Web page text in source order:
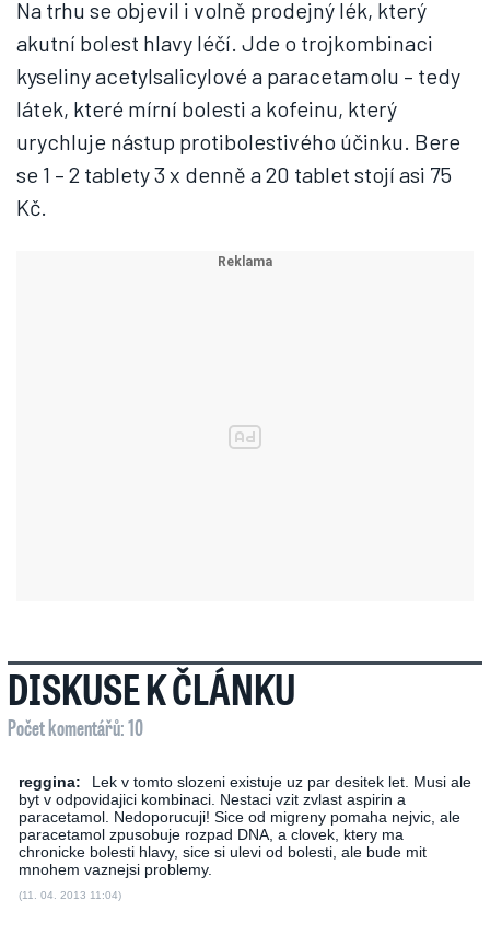
Na trhu se objevil i volně prodejný lék, který
akutní bolest hlavy léčí. Jde o trojkombinaci
kyseliny acetylsalicylové a paracetamolu – tedy
látek, které mírní bolesti a kofeinu, který
urychluje nástup protibolestivého účinku. Bere
se 1 – 2 tablety 3 x denně a 20 tablet stojí asi 75
Kč.
DISKUSE K ČLÁNKU
Počet komentářů: 10
reggina:
Lek v tomto slozeni existuje uz par desitek let. Musi ale
byt v odpovidajici kombinaci. Nestaci vzit zvlast aspirin a
paracetamol. Nedoporucuji! Sice od migreny pomaha nejvic, ale
paracetamol zpusobuje rozpad DNA, a clovek, ktery ma
chronicke bolesti hlavy, sice si ulevi od bolesti, ale bude mit
mnohem vaznejsi problemy.
(11. 04. 2013 11:04)